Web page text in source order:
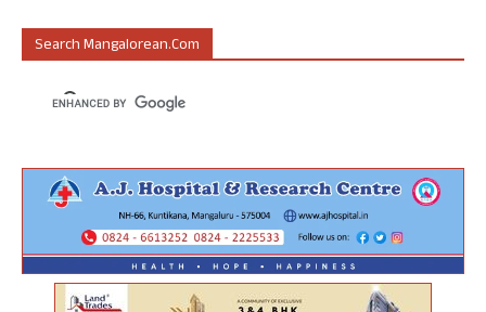
Search Mangalorean.com